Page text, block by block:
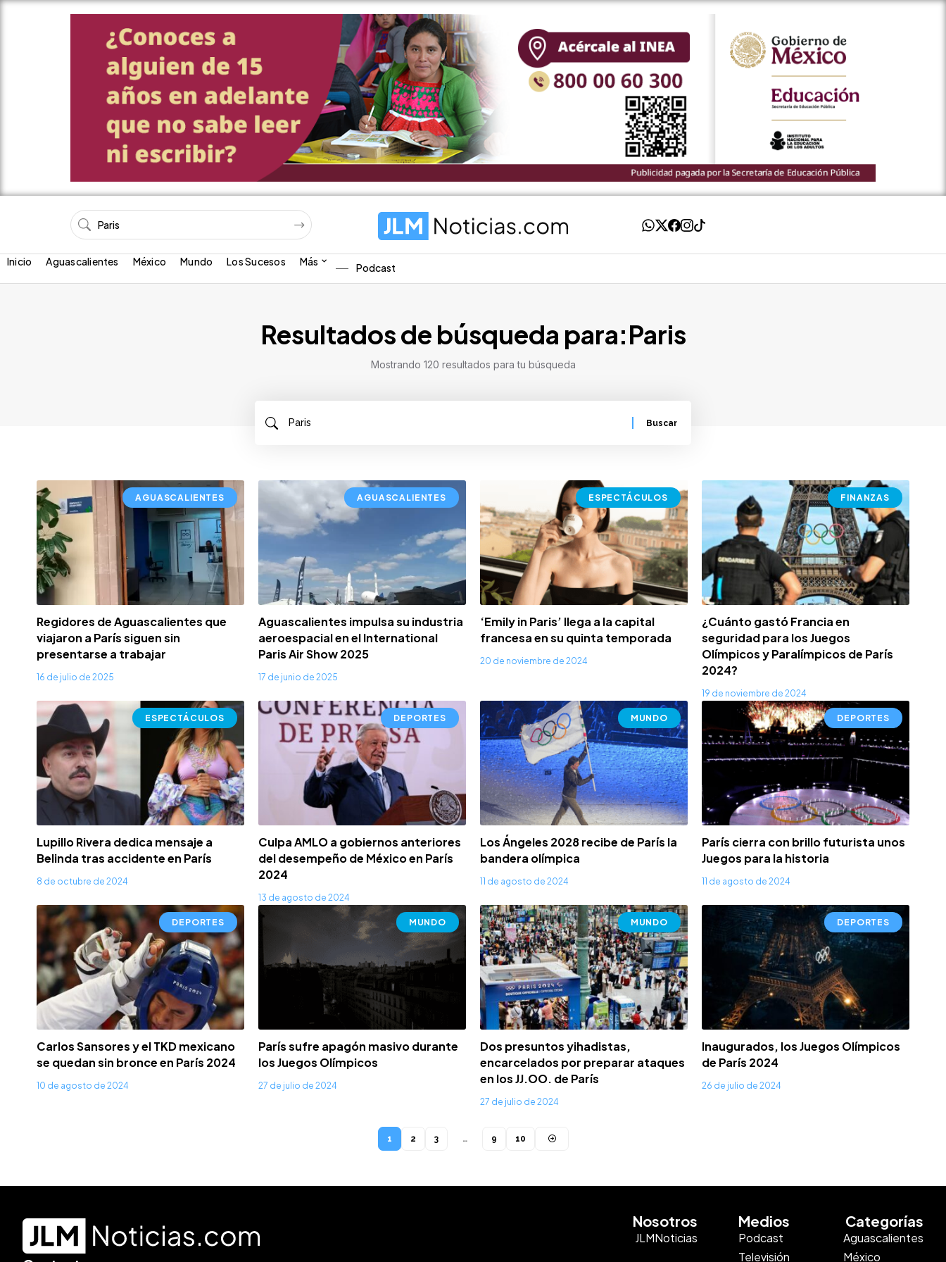
Inicio Aguascalientes México Mundo Los Sucesos Más Podcast
Resultados de búsqueda para:Paris
Mostrando 120 resultados para tu búsqueda
AGUASCALIENTES
Regidores de Aguascalientes que
viajaron a París siguen sin
presentarse a trabajar
16 de julio de 2025
AGUASCALIENTES
Aguascalientes impulsa su industria
aeroespacial en el International
Paris Air Show 2025
17 de junio de 2025
ESPECTÁCULOS
‘Emily in Paris’ llega a la capital
francesa en su quinta temporada
20 de noviembre de 2024
FINANZAS
¿Cuánto gastó Francia en
seguridad para los Juegos
Olímpicos y Paralímpicos de París
2024?
19 de noviembre de 2024
ESPECTÁCULOS
Lupillo Rivera dedica mensaje a
Belinda tras accidente en París
8 de octubre de 2024
DEPORTES
Culpa AMLO a gobiernos anteriores
del desempeño de México en París
2024
13 de agosto de 2024
MUNDO
Los Ángeles 2028 recibe de París la
bandera olímpica
11 de agosto de 2024
DEPORTES
París cierra con brillo futurista unos
Juegos para la historia
11 de agosto de 2024
DEPORTES
Carlos Sansores y el TKD mexicano
se quedan sin bronce en París 2024
10 de agosto de 2024
MUNDO
París sufre apagón masivo durante
los Juegos Olímpicos
27 de julio de 2024
MUNDO
Dos presuntos yihadistas,
encarcelados por preparar ataques
en los JJ.OO. de París
27 de julio de 2024
DEPORTES
Inaugurados, los Juegos Olímpicos
de París 2024
26 de julio de 2024
1 2 3 … 9 10
Nosotros
JLMNoticias
Medios
Podcast
Televisión
Categorías
Aguascalientes
México